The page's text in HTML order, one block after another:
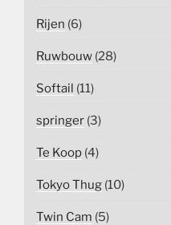
Rijen (6)
Ruwbouw (28)
Softail (11)
springer (3)
Te Koop (4)
Tokyo Thug (10)
Twin Cam (5)